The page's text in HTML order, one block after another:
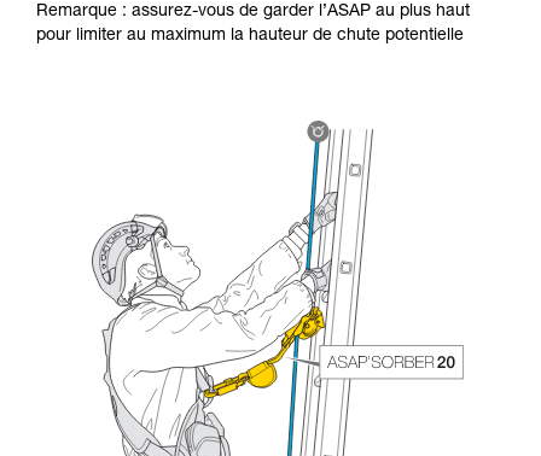
Remarque : assurez-vous de garder l’ASAP au plus haut
pour limiter au maximum la hauteur de chute potentielle